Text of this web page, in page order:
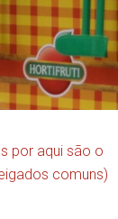
por aqui são o
comuns)